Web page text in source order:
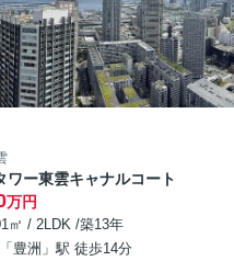
ワー東雲キャナルコート
万円
㎡ / 2LDK /築13年
豊洲」駅 徒歩14分